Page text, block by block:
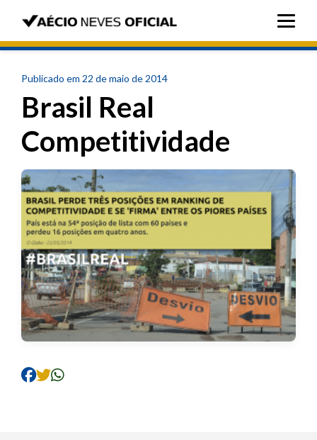
Publicado em 22 de maio de 2014
Brasil Real
Competitividade